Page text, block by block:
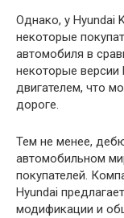
Однако, у Hyundai
некоторые
автомобиля в
некоторые
двигателем, что
дороге.
Тем не менее,
автомобильном
покупателей.
Hyundai
модификации и